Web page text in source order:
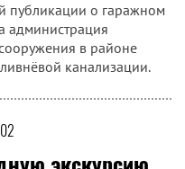
публикации о гаражном
администрация
в районе
канализации.